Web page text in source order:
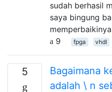
sudah berhasil
saya bingung
9
fpga vhdl
5
Bagaimana
adalah \ n